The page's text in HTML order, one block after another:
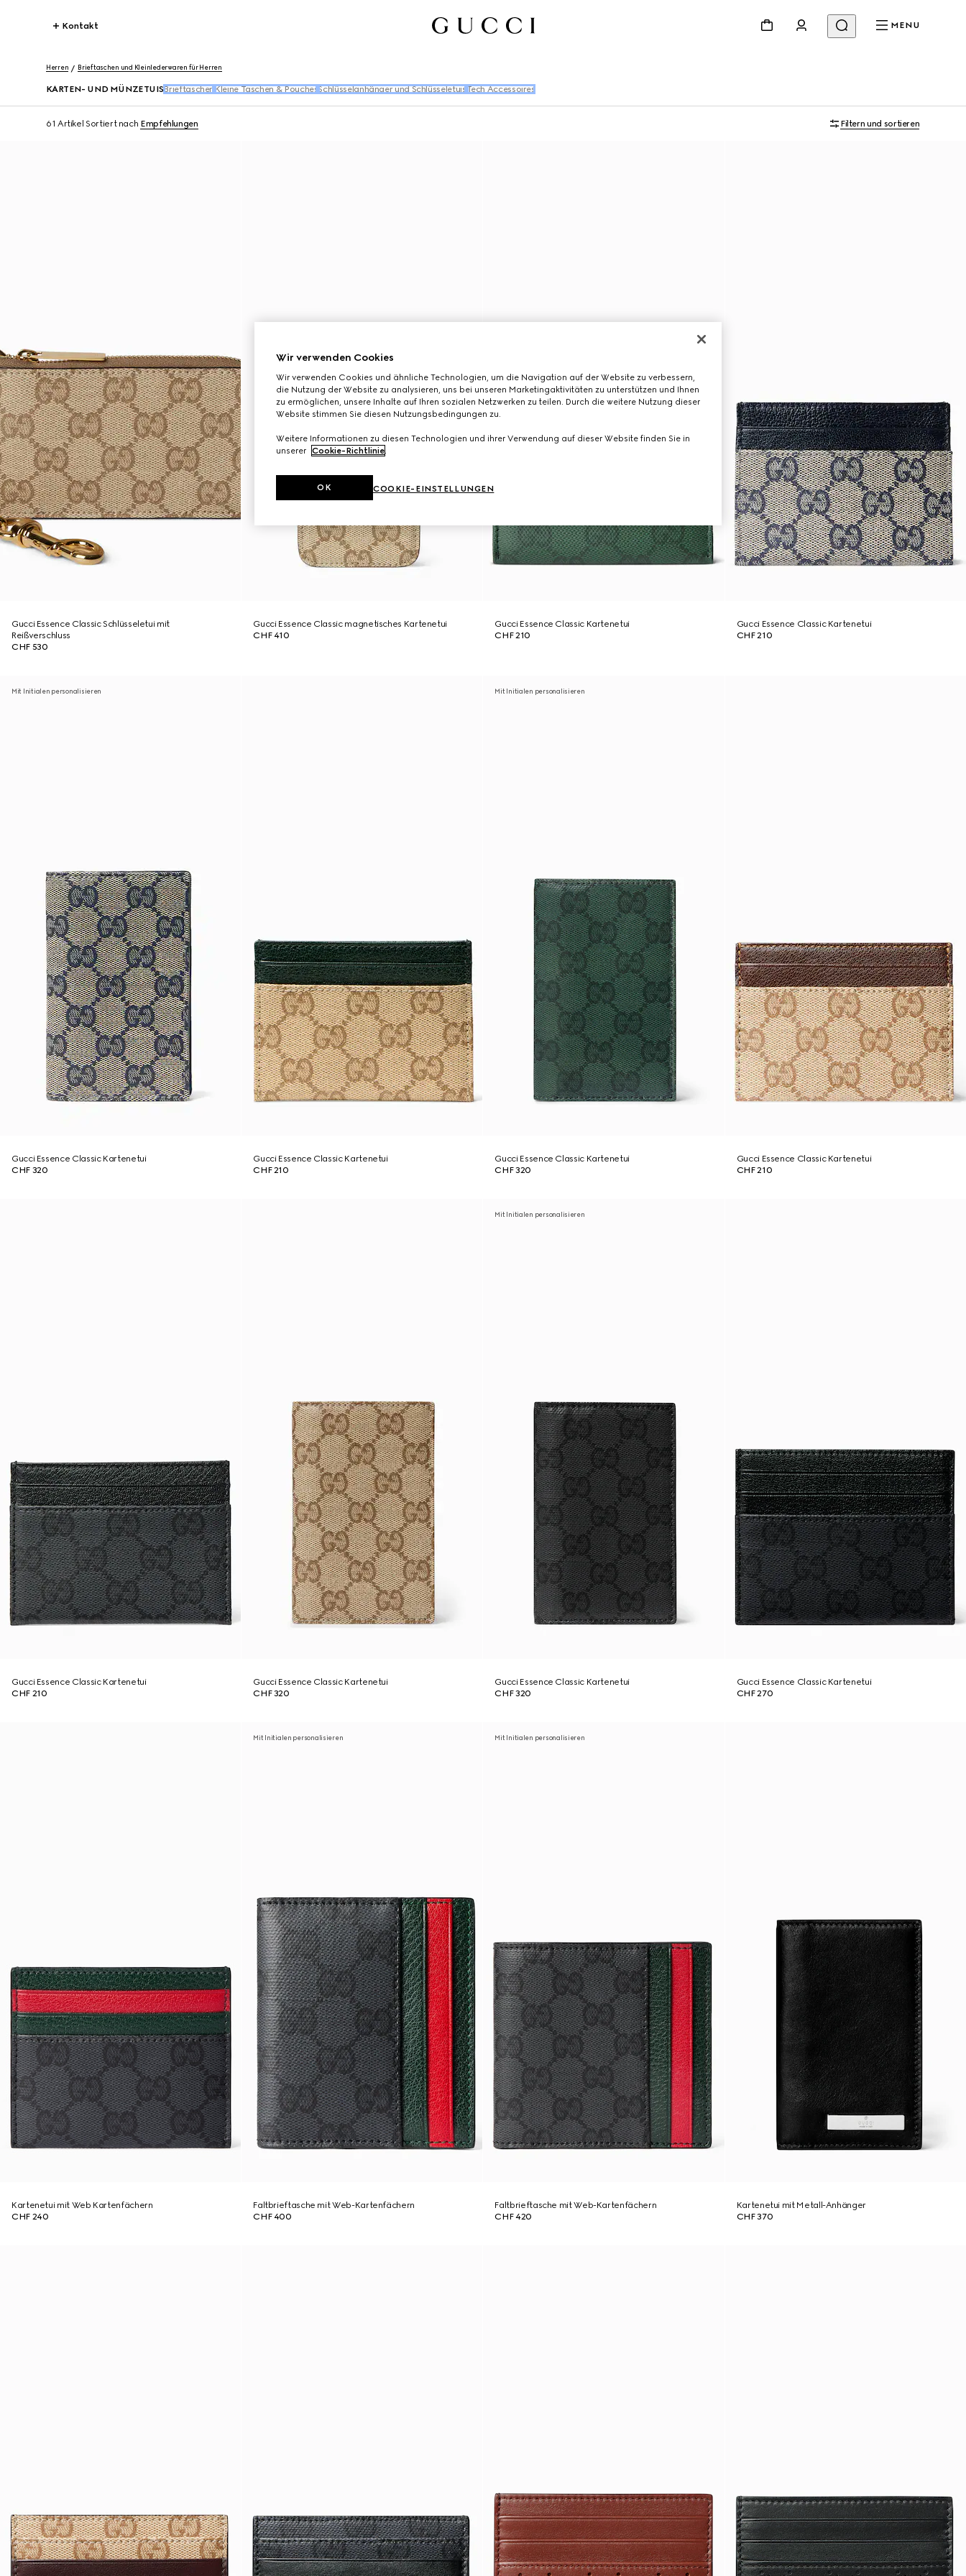
Kontakt MENU
Herren Brieftaschen und Kleinlederwaren für Herren
KARTEN- UND MÜNZETUIS Brieftaschen Kleine Taschen & Pouches Schlüsselanhänger und Schlüsseletuis Tech Accessoires
61 Artikel Sortiert nach Empfehlungen Filtern und sortieren
Gucci Essence Classic Schlüsseletui mit
Reißverschluss
CHF 530
Gucci Essence Classic magnetisches Kartenetui
CHF 410
Gucci Essence Classic Kartenetui
CHF 210
Gucci Essence Classic Kartenetui
CHF 210
Mit Initialen personalisieren
Gucci Essence Classic Kartenetui
CHF 320
Gucci Essence Classic Kartenetui
CHF 210
Mit Initialen personalisieren
Gucci Essence Classic Kartenetui
CHF 320
Gucci Essence Classic Kartenetui
CHF 210
Gucci Essence Classic Kartenetui
CHF 210
Gucci Essence Classic Kartenetui
CHF 320
Mit Initialen personalisieren
Gucci Essence Classic Kartenetui
CHF 320
Gucci Essence Classic Kartenetui
CHF 270
Kartenetui mit Web Kartenfächern
CHF 240
Mit Initialen personalisieren
Faltbrieftasche mit Web-Kartenfächern
CHF 400
Mit Initialen personalisieren
Faltbrieftasche mit Web-Kartenfächern
CHF 420
Kartenetui mit Metall-Anhänger
CHF 370
Wir verwenden Cookies
Wir verwenden Cookies und ähnliche Technologien, um die Navigation auf der Website zu verbessern,
die Nutzung der Website zu analysieren, uns bei unseren Marketingaktivitäten zu unterstützen und Ihnen
zu ermöglichen, unsere Inhalte auf Ihren sozialen Netzwerken zu teilen. Durch die weitere Nutzung dieser
Website stimmen Sie diesen Nutzungsbedingungen zu.
Weitere Informationen zu diesen Technologien und ihrer Verwendung auf dieser Website finden Sie in
unserer Cookie-Richtlinie.
COOKIE-EINSTELLUNGEN
OK